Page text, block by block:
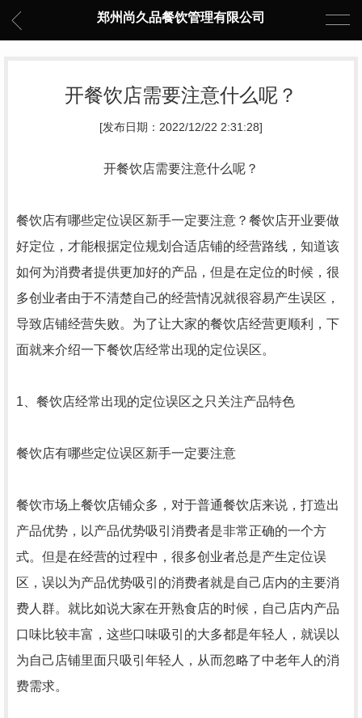
郑州尚久品餐饮管理有限公司
开餐饮店需要注意什么呢？
[发布日期：2022/12/22 2:31:28]
开餐饮店需要注意什么呢？
餐饮店有哪些定位误区新手一定要注意？餐饮店开业要做
好定位，才能根据定位规划合适店铺的经营路线，知道该
如何为消费者提供更加好的产品，但是在定位的时候，很
多创业者由于不清楚自己的经营情况就很容易产生误区，
导致店铺经营失败。为了让大家的餐饮店经营更顺利，下
面就来介绍一下餐饮店经常出现的定位误区。
1、餐饮店经常出现的定位误区之只关注产品特色
餐饮店有哪些定位误区新手一定要注意
餐饮市场上餐饮店铺众多，对于普通餐饮店来说，打造出
产品优势，以产品优势吸引消费者是非常正确的一个方
式。但是在经营的过程中，很多创业者总是产生定位误
区，误以为产品优势吸引的消费者就是自己店内的主要消
费人群。就比如说大家在开熟食店的时候，自己店内产品
口味比较丰富，这些口味吸引的大多都是年轻人，就误以
为自己店铺里面只吸引年轻人，从而忽略了中老年人的消
费需求。